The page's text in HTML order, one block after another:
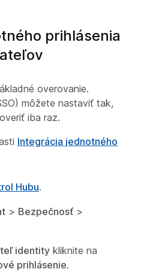
prihlásenia
overovanie.
môžete nastaviť tak,
iba raz.
Integrácia jednotného
Hubu.
> Bezpečnosť >
identity kliknite na
prihlásenie.